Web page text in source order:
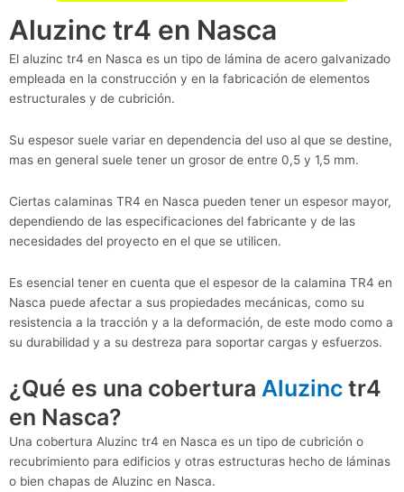
Aluzinc tr4 en Nasca
El aluzinc tr4 en Nasca es un tipo de lámina de acero galvanizado
empleada en la construcción y en la fabricación de elementos
estructurales y de cubrición.
Su espesor suele variar en dependencia del uso al que se destine,
mas en general suele tener un grosor de entre 0,5 y 1,5 mm.
Ciertas calaminas TR4 en Nasca pueden tener un espesor mayor,
dependiendo de las especificaciones del fabricante y de las
necesidades del proyecto en el que se utilicen.
Es esencial tener en cuenta que el espesor de la calamina TR4 en
Nasca puede afectar a sus propiedades mecánicas, como su
resistencia a la tracción y a la deformación, de este modo como a
su durabilidad y a su destreza para soportar cargas y esfuerzos.
¿Qué es una cobertura Aluzinc tr4
en Nasca?
Una cobertura Aluzinc tr4 en Nasca es un tipo de cubrición o
recubrimiento para edificios y otras estructuras hecho de láminas
o bien chapas de Aluzinc en Nasca.